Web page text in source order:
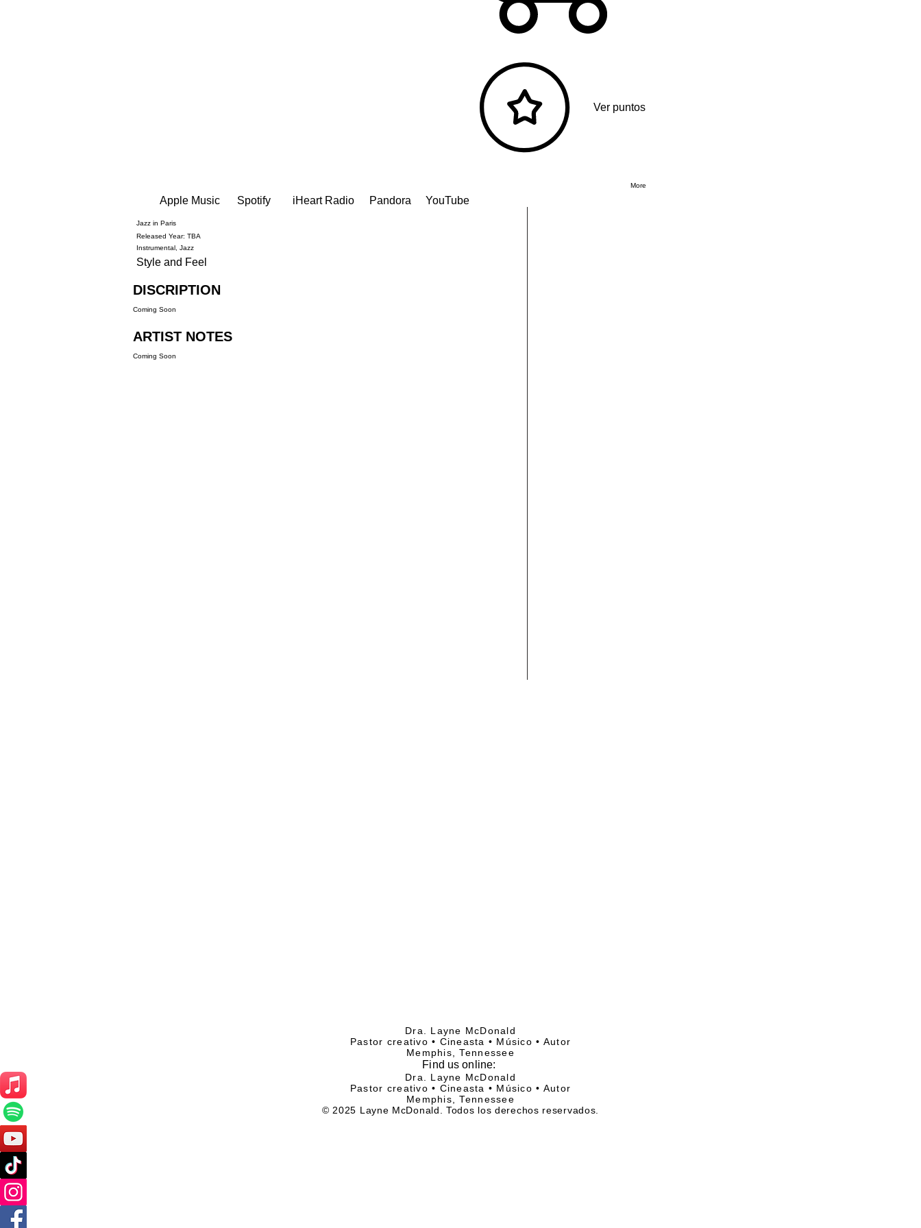
Ver puntos
More
Apple Music Spotify iHeart Radio Pandora YouTube
Jazz in Paris
Released Year: TBA
Instrumental, Jazz
Style and Feel
DISCRIPTION
Coming Soon
ARTIST NOTES
Coming Soon
Dra. Layne McDonald
Pastor creativo • Cineasta • Músico • Autor
Memphis, Tennessee
Find us online:
Dra. Layne McDonald
Pastor creativo • Cineasta • Músico • Autor
Memphis, Tennessee
© 2025 Layne McDonald. Todos los derechos reservados.